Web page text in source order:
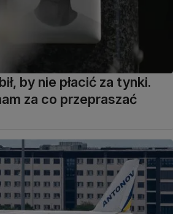
by nie płacić za tynki.
za co przepraszać